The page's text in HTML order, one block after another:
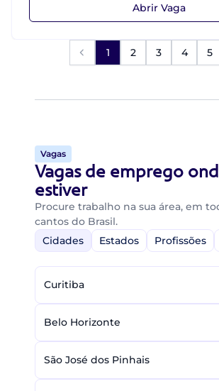
Abrir Vaga
1 2 3 4 5
Vagas
Vagas de emprego
estiver
Procure trabalho na sua área, em
cantos do Brasil.
Cidades
Estados Profissões
Curitiba
Belo Horizonte
São José dos Pinhais